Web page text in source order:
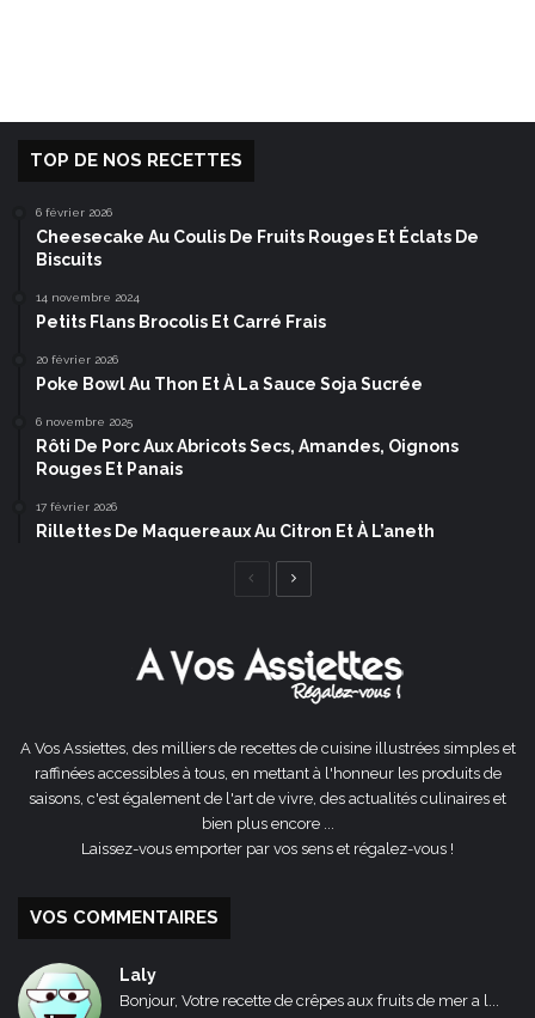
TOP DE NOS RECETTES
6 février 2026
Cheesecake Au Coulis De Fruits Rouges Et Éclats De
Biscuits
14 novembre 2024
Petits Flans Brocolis Et Carré Frais
20 février 2026
Poke Bowl Au Thon Et À La Sauce Soja Sucrée
6 novembre 2025
Rôti De Porc Aux Abricots Secs, Amandes, Oignons
Rouges Et Panais
17 février 2026
Rillettes De Maquereaux Au Citron Et À L’aneth
Page
A Vos Assiettes, des milliers de recettes de cuisine illustrées simples et
raffinées accessibles à tous, en mettant à l'honneur les produits de
saisons, c'est également de l'art de vivre, des actualités culinaires et
bien plus encore ...
Laissez-vous emporter par vos sens et régalez-vous !
VOS COMMENTAIRES
Laly
Bonjour, Votre recette de crêpes aux fruits de mer a l...